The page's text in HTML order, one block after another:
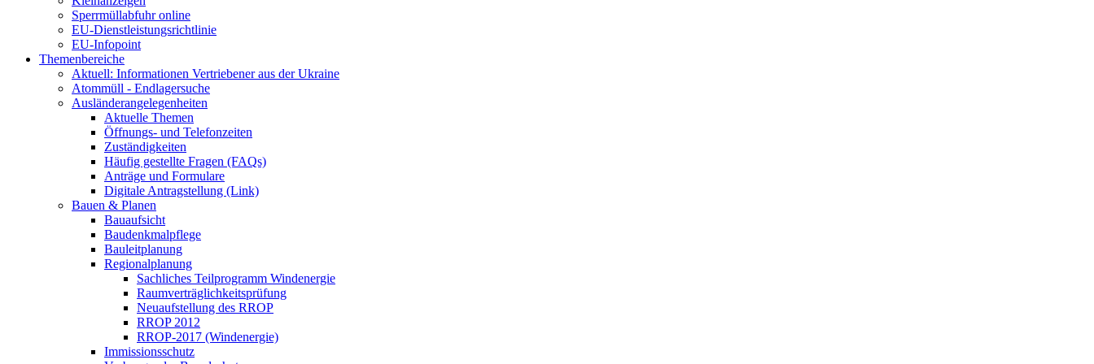
Sperrmüllabfuhr online
EU-Dienstleistungsrichtlinie
EU-Infopoint
Themenbereiche
Aktuell: Informationen Vertriebener aus der Ukraine
Atommüll - Endlagersuche
Ausländerangelegenheiten
Aktuelle Themen
Öffnungs- und Telefonzeiten
Zuständigkeiten
Häufig gestellte Fragen (FAQs)
Anträge und Formulare
Digitale Antragstellung (Link)
Bauen & Planen
Bauaufsicht
Baudenkmalpflege
Bauleitplanung
Regionalplanung
Sachliches Teilprogramm Windenergie
Raumverträglichkeitsprüfung
Neuaufstellung des RROP
RROP 2012
RROP-2017 (Windenergie)
Immissionsschutz